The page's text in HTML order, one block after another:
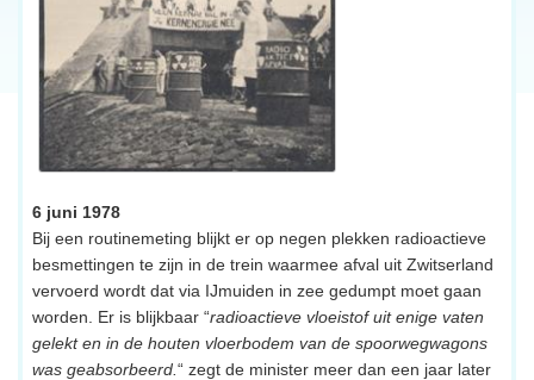
6 juni 1978
Bij een routinemeting blijkt er op negen plekken radioactieve
besmettingen te zijn in de trein waarmee afval uit Zwitserland
vervoerd wordt dat via IJmuiden in zee gedumpt moet gaan
worden. Er is blijkbaar “radioactieve vloeistof uit enige vaten
gelekt en in de houten vloerbodem van de spoorwegwagons
was geabsorbeerd. “ zegt de minister meer dan een jaar later